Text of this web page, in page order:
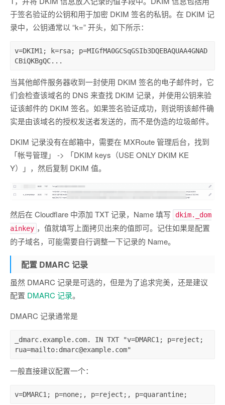
于签名验证的公钥和用于加密 DKIM 签名的私钥。在 DKIM 记
录中，公钥通常以 “k=” 开头，如下所示：
v=DKIM1; k=rsa; p=MIGfMA0GCSqGSIb3DQEBAQUAA4GNAD
CBiQKBgQC...
当其他邮件服务器收到一封使用 DKIM 签名的电子邮件时，它
们会检查该域名的 DNS 来查找 DKIM 记录，并使用公钥来验
证该邮件的 DKIM 签名。如果签名验证成功，则说明该邮件确
实是由该域名的授权发送者发送的，而不是伪造的垃圾邮件。
DKIM 记录没有在邮箱中，需要在 MXRoute 管理后台，找到
「帐号管理」 -> 「DKIM keys（USE ONLY DKIM KE
Y）」，然后复制 DKIM 值。
然后在 Cloudflare 中添加 TXT 记录，Name 填写
dkim._dom
ainkey ，值就填写上面拷贝出来的值即可。记住如果是配置
的子域名，可能需要自行调整一下记录的 Name。
配置 DMARC 记录
虽然 DMARC 记录是可选的，但是为了追求完美，还是建议
配置 DMARC 记录。
DMARC 记录通常是
_dmarc.example.com. IN TXT "v=DMARC1; p=reject;
rua=mailto:dmarc@example.com"
一般直接建议配置一个：
v=DMARC1; p=none;, p=reject;, p=quarantine;